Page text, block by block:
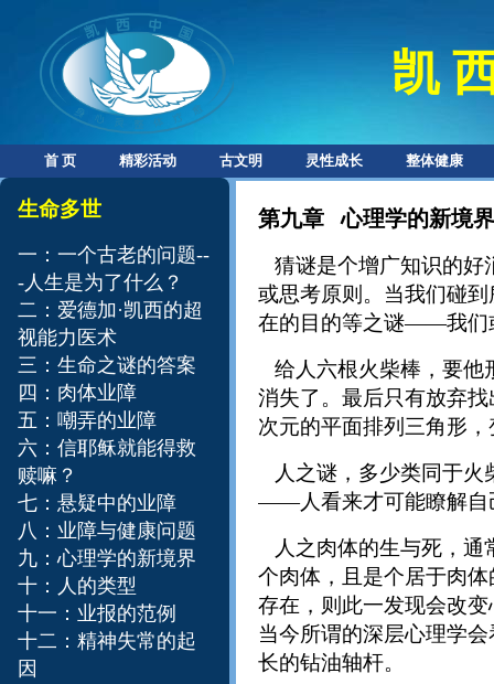
凯
首 页 精彩活动 古文明 灵性成长 整体健康
​​生命多世
一：一个古老的问题--
-人生是为了什么？
二：爱德加·凯西的超
视能力医术
三：生命之谜的答案
四：肉体业障
五：嘲弄的业障
六：信耶稣就能得救
赎嘛？
七：悬疑中的业障
八：业障与健康问题
九：心理学的新境界
十：人的类型
十一：业报的范例
十二：精神失常的起
因
第九章 心理学的新境界
猜谜是个增广知识的好
或思考原则。当我们碰
在的目的等之谜——我们
给人六根火柴棒，要他
消失了。最后只有放弃
次元的平面排列三角形
人之谜，多少类同于
——人看来才可能瞭解自
人之肉体的生与死，通
个肉体，且是个居于肉
存在，则此一发现会改
当今所谓的深层心理学
长的钻油轴杆。